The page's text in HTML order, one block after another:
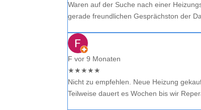
Waren auf der Suche nach einer
gerade freundlichen Gesprächston der
F vor 9 Monaten
★★★★★
Nicht zu empfehlen. Neue Heizung
Teilweise dauert es Wochen bis wir